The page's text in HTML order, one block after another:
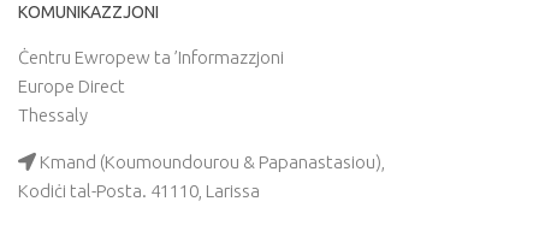
KOMUNIKAZZJONI
Ċentru Ewropew ta ’Informazzjoni
Europe Direct
Thessaly
Kmand (Koumoundourou & Papanastasiou),
Kodiċi tal-Posta. 41110, Larissa